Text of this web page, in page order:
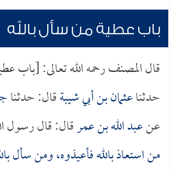
باب عطية من سأل بالله
قال المصنف رحمه الله تعالى: [باب
حدثناعثمان بن أبي شيبةقال: حدثنا
عنعبد الله بن عمرقال: قال رسول
من استعاذ بالله فأعيذوه، ومن سأل